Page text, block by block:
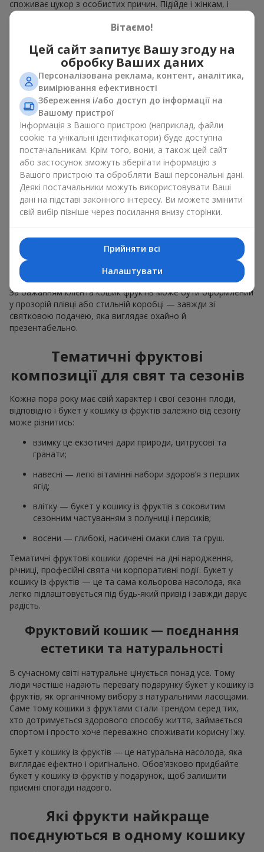
споживає цукор з особистих причин. Підійде і жінкам, і
чоловікам
плодовий мікс. Букет у кошику із фруктів може являти
собою вишукану солодку корзинку або стриманий еко-набір
із сезонних фруктів. Букет у кошику із фруктів, як
натуральний комплімент завжди виглядає доречно і
до дня
народження, ідо народження дитини і до певної
події.
Ідеї для оформлення кошика
фруктів у подарунок
Емоційне забарвлення, яке несе букет у кошику із фруктів
залежить від оформлення. Воно має значення не менше,
ніж вміст. Саме святкове оформлення перетворює
звичайний букет у кошику із фруктів на гастрономічний
побажань клієнта, створюючи декор. При формуванні
композиції букет у кошику із фруктів використовуються
натуральні матеріали, продумана упаковка смаку, і звісно
відповідні до події декоративні елементи.
За бажанням клієнта кошик фруктів може бути оформлений
у прозорій плівці або стильній коробці — завжди зі
святковою подачею, яка виглядає охайно й
презентабельно.
Тематичні фруктові
композиції для свят та сезонів
Кожна пора року має свій характер і свої сезонні плоди,
відповідно і букет у кошику із фруктів залежно від сезону
може різнитись:
взимку це екзотичні дари природи, цитрусові та
гранати;
навесні — легкі вітамінні набори здоров’я з перших
ягід;
влітку — букет у кошику із фруктів з соковитим
сезонним частуванням з полуниці і персиків;
восени — глибокі, насичені смаки слив та груш.
Тематичні фруктові кошики доречні на дні народження,
річниці, професійні свята чи корпоративні події. Букет у
кошику із фруктів — це та сама кольорова насолода, яка
легко підлаштовується під будь-який привід і завжди дарує
радість.
Фруктовий кошик — поєднання
естетики та натуральності
В сучасному світі натуральне цінується понад усе. Тому
люди частіше надають перевагу подарунку букет у кошику із
фруктів, як органічному вибору з натуральними ласощами.
Саме тому кошики з фруктами стали трендом серед тих,
хто дотримується здорового способу життя, займається
спортом і просто хоче переважно споживати корисну їжу.
Букет у кошику із фруктів — це натуральна насолода, яка
виглядає ефектно і оригінально. Обов’язково придбайте
букет у кошику із фруктів у подарунок, щоб залишити
приємні спогади надовго.
Які фрукти найкраще
поєднуються в одному кошику
Вітаємо!
Цей сайт запитує Вашу згоду на
обробку Ваших даних
Персоналізована реклама, контент, аналітика,
вимірювання ефективності
Збереження і/або доступ до інформації на
Вашому пристрої
Інформація з Вашого пристрою (наприклад, файли
cookie та унікальні ідентифікатори) буде доступна
постачальникам. Крім того, вони, а також цей сайт
або застосунок зможуть зберігати інформацію з
Вашого пристрою та обробляти Ваші персональні дані.
Деякі постачальники можуть використовувати Ваші
дані на підставі законного інтересу. Ви можете змінити
свій вибір пізніше через посилання внизу сторінки.
Прийняти всі
Налаштувати